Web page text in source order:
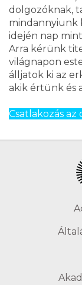
dolgozóknak,
mindannyiunk
idején nap
Arra kérünk
világnapon
álljatok ki az
akik értünk és
Csatlakozás